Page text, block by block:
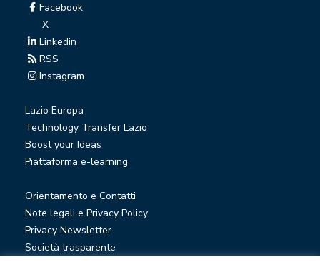
Facebook
X
Linkedin
RSS
Instagram
Lazio Europa
Technology Transfer Lazio
Boost your Ideas
Piattaforma e-learning
Orientamento e Contatti
Note legali e Privacy Policy
Privacy Newsletter
Società trasparente